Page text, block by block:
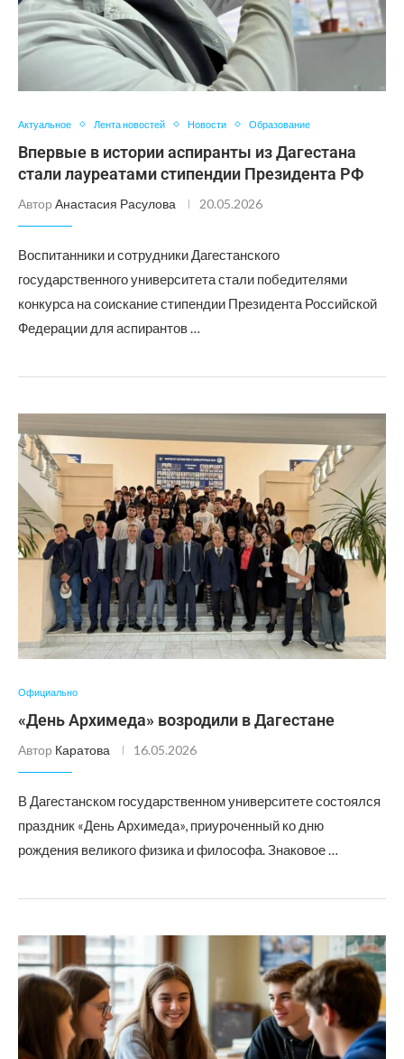
Актуальное Лента новостей Новости Образование
Впервые в истории аспиранты из Дагестана
стали лауреатами стипендии Президента РФ
Автор Анастасия Расулова 20.05.2026
Воспитанники и сотрудники Дагестанского
государственного университета стали победителями
конкурса на соискание стипендии Президента Российской
Федерации для аспирантов …
Официально
«День Архимеда» возродили в Дагестане
Автор Каратова 16.05.2026
В Дагестанском государственном университете состоялся
праздник «День Архимеда», приуроченный ко дню
рождения великого физика и философа. Знаковое …